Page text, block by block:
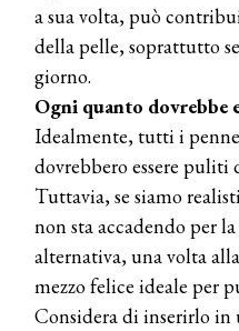
a sua volta, può
della pelle, soprattutto
giorno.
Ogni quanto dovrebbe
Idealmente, tutti i
dovrebbero essere puliti
Tuttavia, se siamo
non sta accadendo per
alternativa, una volta
mezzo felice ideale per
Considera di inserirlo